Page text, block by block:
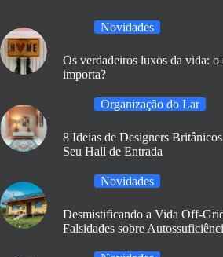
Novidades
Os verdadeiros luxos da vida: o
importa?
Organização do Lar
8 Ideias de Designers
Seu Hall de Entrada
Novidades
Desmistificando a Vida Off-
Falsidades sobre